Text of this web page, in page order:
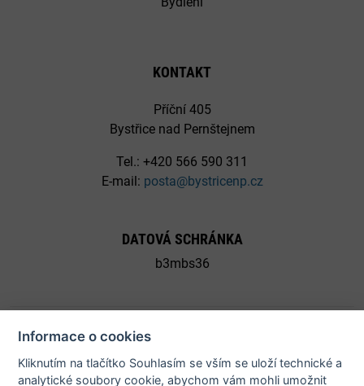
Informace o cookies
Kliknutím na tlačítko Souhlasím se vším se uloží technické a
analytické soubory cookie, abychom vám mohli umožnit
KONTAKT
Příční 405
Bystřice nad Pernštejnem
Tel.: +420 566 590 311
E-mail: posta@bystricenp.cz
DATOVÁ SCHRÁNKA
b3mbs36
© 2026 Město Bystřice nad Pernštejnem - všechna práva